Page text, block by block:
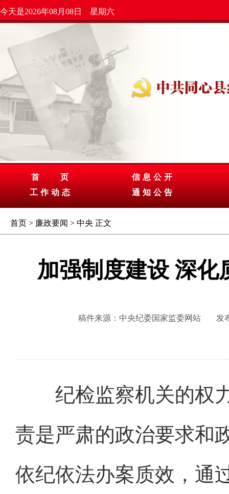
今天是2026年08月08日 星期六
首 页
工作动态
信息公开
通知公告
首页 > 廉政要闻 > 中央 正文
加强制度建设 深化
稿件来源：中央纪委国家监委网站 发
纪检监察机关的权力
责是严肃的政治要求和
依纪依法办案质效，通